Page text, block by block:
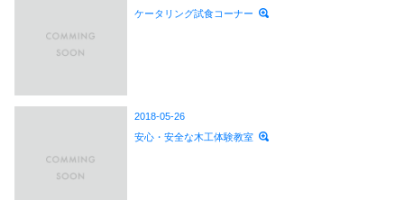
ケータリング試食コーナー
2018-05-26
安心・安全な木工体験教室